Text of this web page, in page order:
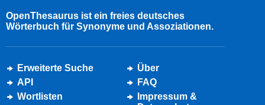
OpenThesaurus ist ein freies deutsches
Wörterbuch für Synonyme und Assoziationen.
Erweiterte Suche
API
Wortlisten
Über
FAQ
Impressum &